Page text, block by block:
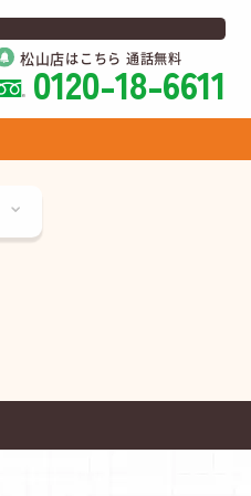
松山店はこちら 通話無料
0120-18-6611